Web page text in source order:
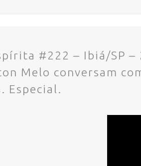
#222 – Ibiá/SP
Melo conversam
Especial.